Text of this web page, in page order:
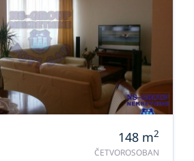
148 m2
ČETVOROSOBAN